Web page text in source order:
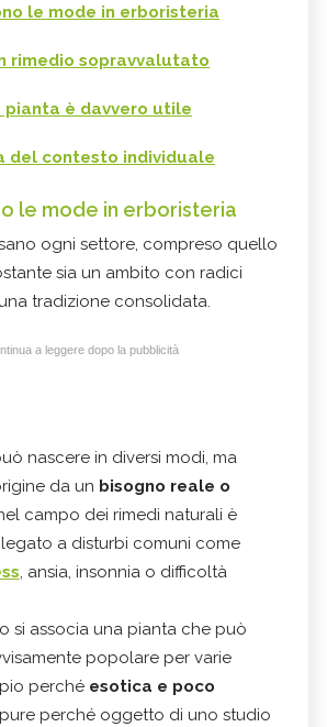
le mode in erboristeria
rimedio sopravvalutato
pianta è davvero utile
del contesto individuale
le mode in erboristeria
ogni settore, compreso quello
sia un ambito con radici
tradizione consolidata.
a leggere dopo la pubblicità
nascere in diversi modi, ma
da un bisogno reale o
campo dei rimedi naturali è
a disturbi comuni come
, ansia, insonnia o difficoltà
si associa una pianta che può
popolare per varie
perché esotica e poco
perché oggetto di uno studio